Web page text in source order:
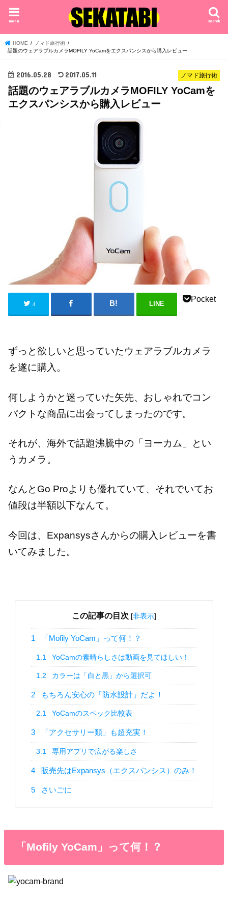
search
menu
HOME
ノマド旅行術
話題のウェアラブルカメラMOFILY YoCamをエクスパンシスから購入レビュー
ノマド旅行術
2016.05.28 2017.05.11
話題のウェアラブルカメラMOFILY YoCamを
エクスパンシスから購入レビュー
4 LINE
Pocket
ずっと欲しいと思っていたウェアラブルカメラ
を遂に購入。
何しようかと迷っていた矢先、おしゃれでコン
パクトな商品に出会ってしまったのです。
それが、海外で話題沸騰中の「ヨーカム」とい
うカメラ。
なんとGo Proよりも優れていて、それでいてお
値段は半額以下なんて。
今回は、Expansysさんからの購入レビューを書
いてみました。
この記事の目次 [非表示]
1 「Mofily YoCam」って何！？
1.1 YoCamの素晴らしさは動画を見てほしい！
1.2 カラーは「白と黒」から選択可
2 もちろん安心の「防水設計」だよ！
2.1 YoCamのスペック比較表
3 「アクセサリー類」も超充実！
3.1 専用アプリで広がる楽しさ
4 販売先はExpansys（エクスパンシス）のみ！
5 さいごに
「Mofily YoCam」って何！？